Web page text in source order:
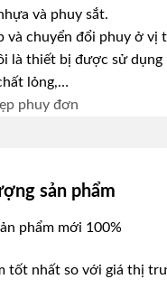
và phuy sắt.
và chuyển đổi phuy ở vị
là thiết bị được sử
lỏng,…
sản phẩm
phẩm mới 100%
tốt nhất so với giá thị